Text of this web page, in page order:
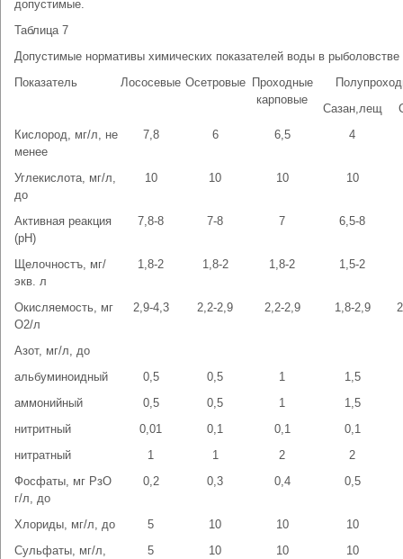
допустимые.
Таблица 7
Допустимые нормативы химических показателей воды в рыболовстве
Показатель
Лососевые Осетровые
Проходные
карповые
Сазан,лещ
Кислород, мг/л, не
менее
7,8 6 6,5 4
Углекислота, мг/л,
до
10 10 10 10
Активная реакция
(рН)
7,8-8 7-8 7 6,5-8
Щелочностъ, мг/
экв. л
1,8-2 1,8-2 1,8-2 1,5-2
Окисляемость, мг
О2/л
2,9-4,3 2,2-2,9 2,2-2,9 1,8-2,9
Азот, мг/л, до
альбуминоидный
0,5 0,5 1
1,5
аммонийный
0,5 0,5 1
1,5
нитритный
0,01 0,1 0,1
0,1
нитратный
1 1 2
2
Фосфаты, мг РзО
г/л, до
0,2 0,3 0,4 0,5
Хлориды, мг/л, до 5 10 10
10
Сульфаты, мг/л,
5 10 10 10